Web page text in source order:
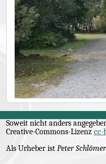
Soweit nicht anders
Creative-Commons-Lizenz cc-
Als Urheber ist Peter